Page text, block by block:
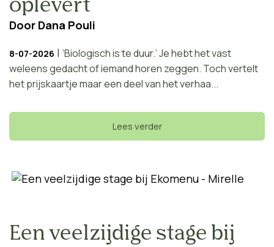
oplevert
Door Dana Pouli
8-07-2026 | ‘Biologisch is te duur.’ Je hebt het vast
weleens gedacht of iemand horen zeggen. Toch vertelt
het prijskaartje maar een deel van het verhaa...
Lees verder
Een veelzijdige stage bij